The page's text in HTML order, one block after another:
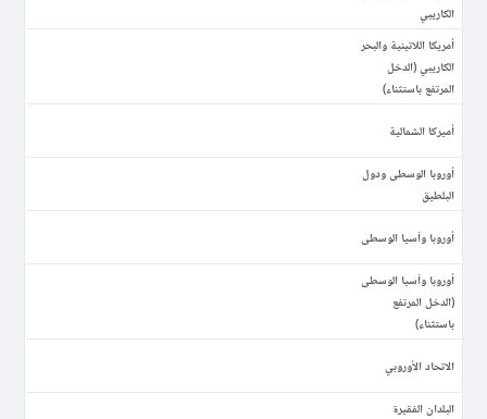
الكاريبي
أمريكا اللاتينية والبحر
الكاريبي (الدخل
المرتفع باستثناء)
أميركا الشمالية
أوروبا الوسطى ودول
البلطيق
أوروبا وآسيا الوسطى
أوروبا وآسيا الوسطى
(الدخل المرتفع
باستثناء)
الاتحاد الأوروبي
البلدان الفقيرة